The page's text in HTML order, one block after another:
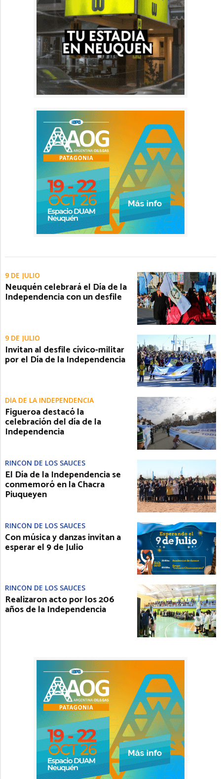
9 DE JULIO
Neuquén celebrará el Día de la
Independencia con un desfile
9 DE JULIO
Invitan al desfile cívico-militar
por el Día de la Independencia
DÍA DE LA INDEPENDENCIA
Figueroa destacó la
celebración del día de la
Independencia
RINCÓN DE LOS SAUCES
El Día de la Independencia se
conmemoró en la Chacra
Piuqueyen
RINCÓN DE LOS SAUCES
Con música y danzas invitan a
esperar el 9 de Julio
RINCÓN DE LOS SAUCES
Realizaron acto por los 206
años de la Independencia